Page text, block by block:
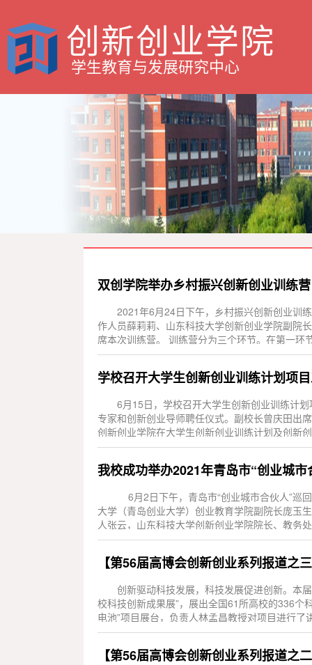
创新创业学院
学生教育与发展研究中心
双创学院举办乡村振兴创新创业训练
2021年6月24日下午，乡村振兴创新创业训
作人员薛莉莉、山东科技大学创新创业学院副院
席本次训练营。 训练营分为三个环节。在第一
其简要介绍...
学校召开大学生创新创业训练计划项
6月15日，学校召开大学生创新创业训练计
专家和创新创业导师聘任仪式。副校长曾庆田出
创新创业学院在大学生创新创业训练计划及创新
划工作指导...
我校成功举办2021年青岛市“创业城
6月2日下午，青岛市“创业城市合伙人”巡
大学（青岛创业大学）创业教育学院副院长庞玉
人张云，山东科技大学创新创业学院院长、教务
副书记...
【第56届高博会创新创业系列报道
创新驱动科技发展，科技发展促进创新。本
校科技创新成果展”，展出全国61所高校的336个
电池”项目展台，负责人林孟昌教授对项目进行
【第56届高博会创新创业系列报道